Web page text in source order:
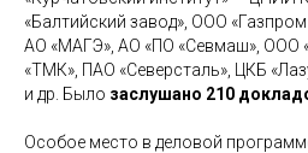
«Балтийский завод», ООО
АО «МАГЭ», АО «ПО «Севмаш», ООО
«ТМК», ПАО «Северсталь», ЦКБ
и др. Было заслушано 210
Особое место в деловой